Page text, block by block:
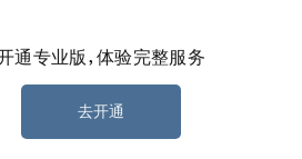
连续 10 个季度盈利
营业收入 6.76 亿元，归母净利润 8829 万
通专业版，体验完整服务
去开通